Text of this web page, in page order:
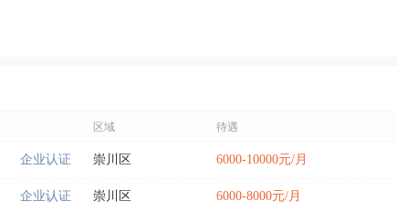
区域 待遇
企业认证 崇川区 6000-10000元/月
企业认证 崇川区 6000-8000元/月